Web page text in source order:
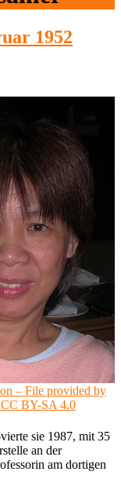
1952
– File provided by
BY-SA 4.0
sie 1987, mit 35
an der
am dortigen